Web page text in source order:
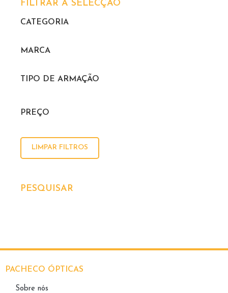
FILTRAR A SELECÇÃO
CATEGORIA
MARCA
TIPO DE ARMAÇÃO
PREÇO
LIMPAR FILTROS
PESQUISAR
PACHECO ÓPTICAS
Sobre nós